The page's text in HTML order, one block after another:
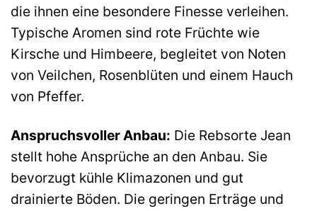
die ihnen eine besondere Finesse verleihen.
Typische Aromen sind rote Früchte wie
Kirsche und Himbeere, begleitet von Noten
von Veilchen, Rosenblüten und einem Hauch
von Pfeffer.
Anspruchsvoller Anbau: Die Rebsorte Jean
stellt hohe Ansprüche an den Anbau. Sie
bevorzugt kühle Klimazonen und gut
drainierte Böden. Die geringen Erträge und